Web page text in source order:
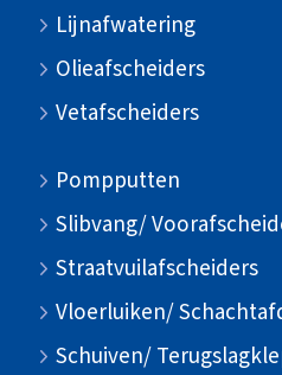
Lijnafwatering
Olieafscheiders
Vetafscheiders
Pompputten
Slibvang/
Straatvuilafscheiders
Vloerluiken/
Schuiven/